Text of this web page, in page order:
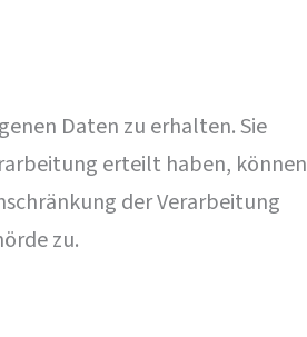
Daten zu erhalten. Sie
erteilt haben, können
der Verarbeitung
zu.